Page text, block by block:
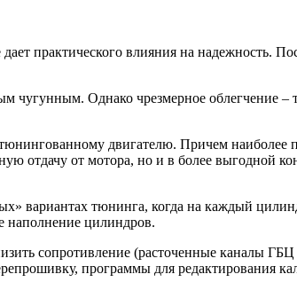
практического влияния на надежность.
Однако чрезмерное облегчение –
двигателю. Причем наиболее
отдачу от мотора, но и в более выгодной
вариантах тюнинга, когда на каждый
наполнение цилиндров.
сопротивление (расточенные каналы ГБЦ
программы для редактирования